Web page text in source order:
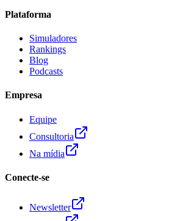
Plataforma
Simuladores
Rankings
Blog
Podcasts
Empresa
Equipe
Consultoria
Na mídia
Conecte-se
Newsletter